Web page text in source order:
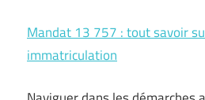
Mandat 13 757 : tout savoir
immatriculation